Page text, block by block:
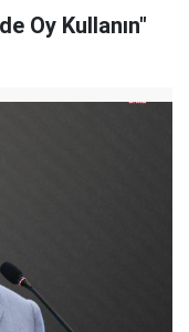
Oy Kullanın"